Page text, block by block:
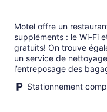
Motel offre un
suppléments : le Wi-Fi
gratuits! On trouve
un service de
l’entreposage des
Stationnement